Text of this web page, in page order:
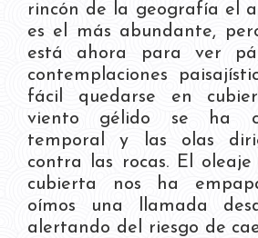
rincón de la geografía el
es el más abundante,
está ahora para ver
contemplaciones
fácil quedarse en
viento gélido se ha
temporal y las olas
contra las rocas. El
cubierta nos ha
oímos una llamada
alertando del riesgo de